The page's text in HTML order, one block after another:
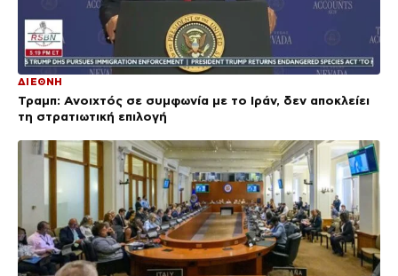
ΔΙΕΘΝΗ
Τραμπ: Ανοιχτός σε συμφωνία με το Ιράν, δεν αποκλείει
τη στρατιωτική επιλογή